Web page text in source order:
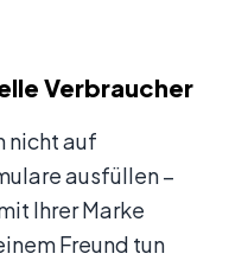
Verbraucher
nicht auf
ausfüllen –
Ihrer Marke
Freund tun